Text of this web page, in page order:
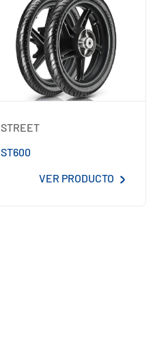
STREET
ST600
VER PRODUCTO